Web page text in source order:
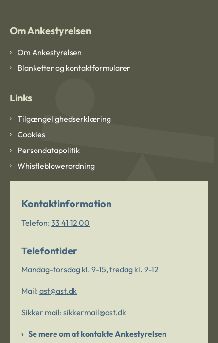
Om Ankestyrelsen
Om Ankestyrelsen
Blanketter og kontaktformularer
Links
Tilgængelighedserklæring
Cookies
Persondatapolitik
Whistleblowerordning
Kontaktinformation
Telefon: 33 41 12 00
Telefontider
Mandag-torsdag kl. 9-15, fredag kl. 9-12
Mail: ast@ast.dk
Sikker mail: sikkermail@ast.dk
Se mere om at kontakte Ankestyrelsen